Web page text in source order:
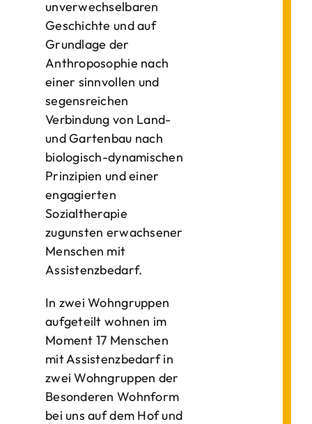
unverwechselbaren
Geschichte und auf
Grundlage der
Anthroposophie nach
einer sinnvollen und
segensreichen
Verbindung von Land-
und Gartenbau nach
biologisch-dynamischen
Prinzipien und einer
engagierten
Sozialtherapie
zugunsten erwachsener
Menschen mit
Assistenzbedarf.
In zwei Wohngruppen
aufgeteilt wohnen im
Moment 17 Menschen
mit Assistenzbedarf in
zwei Wohngruppen der
Besonderen Wohnform
bei uns auf dem Hof und